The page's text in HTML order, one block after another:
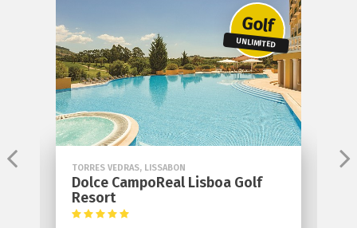
VEDRAS, LISSABON
CampoReal Lisboa Golf
Golf
UNLIMITED
Onyria Quinta